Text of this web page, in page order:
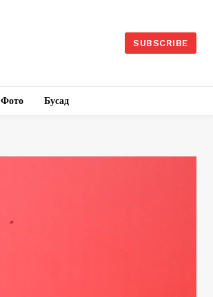
SUBSCRIBE
Фото Бусад